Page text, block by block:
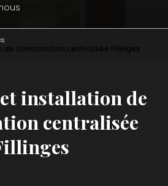
de climatisation centralisée Fillinges
installation de
centralisée